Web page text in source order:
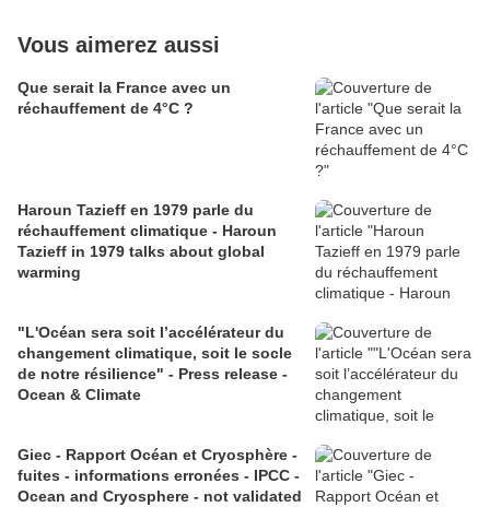
Vous aimerez aussi
Que serait la France avec un
réchauffement de 4°C ?
Haroun Tazieff en 1979 parle du
réchauffement climatique - Haroun
Tazieff in 1979 talks about global
warming
"L'Océan sera soit l’accélérateur du
changement climatique, soit le socle
de notre résilience" - Press release -
Ocean & Climate
Giec - Rapport Océan et Cryosphère -
fuites - informations erronées - IPCC -
Ocean and Cryosphere - not validated